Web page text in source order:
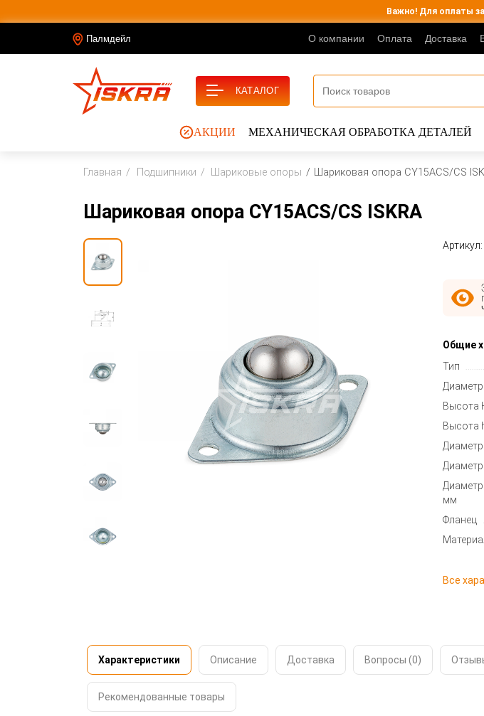
Важно! Для оплаты
Палмдейл О компании Оплата Доставка
АКЦИИ МЕХАНИЧЕСКАЯ ОБРАБОТКА ДЕТАЛЕЙ
КАТАЛОГ
Главная Подшипники Шариковые опоры Шариковая опора CY15ACS/CS
Шариковая опора CY15ACS/CS ISKRA
Артикул:
Общие
Тип
Высота
Высота
мм
Фланец
Все
Характеристики Описание Доставка Вопросы (0)
Рекомендованные товары